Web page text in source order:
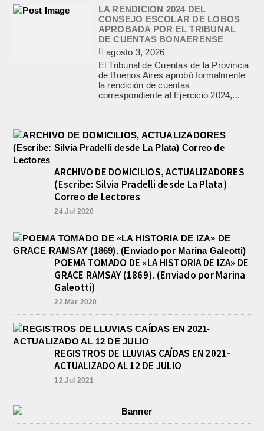
LA RENDICION 2024 DEL
CONSEJO ESCOLAR DE LOBOS
APROBADA POR EL TRIBUNAL
DE CUENTAS BONAERENSE
agosto 3, 2026
El Tribunal de Cuentas de la Provincia
de Buenos Aires aprobó formalmente
la rendición de cuentas
correspondiente al Ejercicio 2024,...
ARCHIVO DE DOMICILIOS, ACTUALIZADORES
(Escribe: Silvia Pradelli desde La Plata)
Correo de Lectores
24.Jul 2020
POEMA TOMADO DE «LA HISTORIA DE IZA» DE
GRACE RAMSAY (1869). (Enviado por Marina
Galeotti)
22.Mar 2020
REGISTROS DE LLUVIAS CAÍDAS EN 2021-
ACTUALIZADO AL 12 DE JULIO
12.Jul 2021